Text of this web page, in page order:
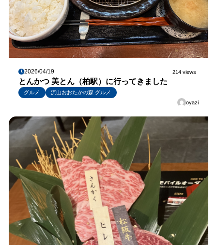
2026/04/19 214 views
とんかつ 美とん（柏駅）に行ってきました
グルメ
流山おおたかの森 グルメ
oyazi